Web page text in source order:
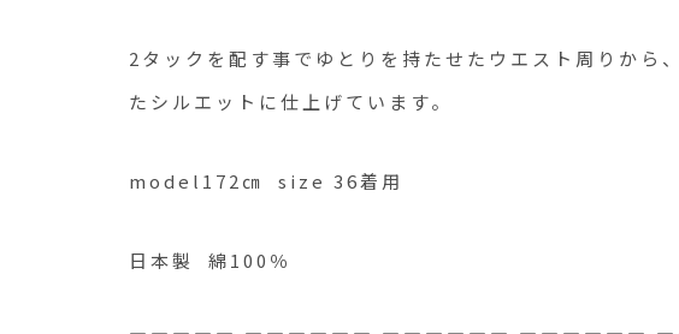
2タックを配す事でゆとりを持たせたウエスト周りから
たシルエットに仕上げています。
model172㎝ size 36着用
日本製 綿100％